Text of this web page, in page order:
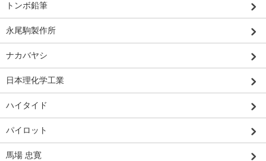
トンボ鉛筆
永尾駒製作所
ナカバヤシ
日本理化学工業
ハイタイド
パイロット
馬場 忠寛